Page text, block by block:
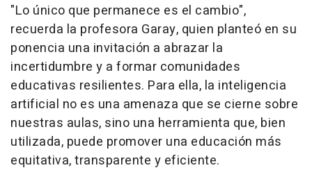
"Lo único que permanece es el cambio",
recuerda la profesora Garay, quien planteó en su
ponencia una invitación a abrazar la
incertidumbre y a formar comunidades
educativas resilientes. Para ella, la inteligencia
artificial no es una amenaza que se cierne sobre
nuestras aulas, sino una herramienta que, bien
utilizada, puede promover una educación más
equitativa, transparente y eficiente.